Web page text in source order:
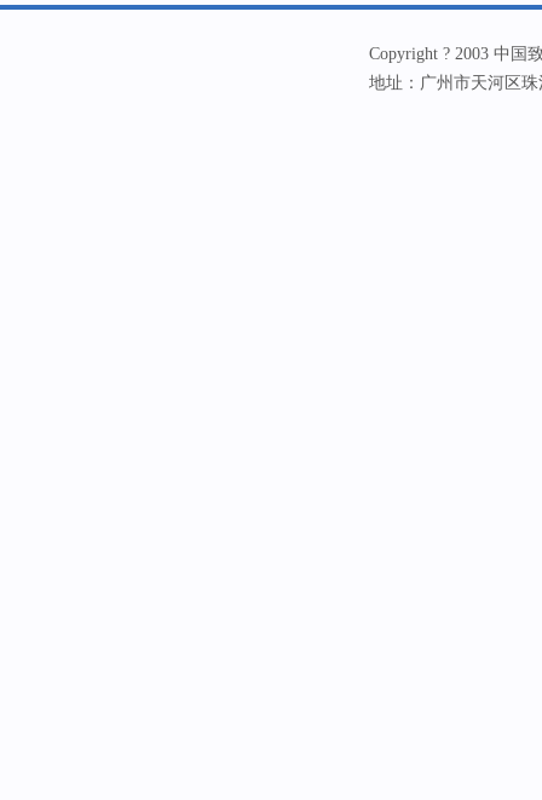
Copyright ? 2003 中国
地址：广州市天河区